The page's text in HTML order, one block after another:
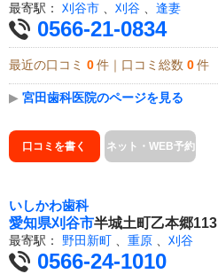
最寄駅： 刈谷市 刈谷 逢妻
0566-21-0834
最近の口コミ 0 件｜口コミ総数 0 件
▶ 宮田歯科医院のページを見る
口コミを書く ネット・WEB予約
いしかわ歯科
愛知県刈谷市半城土町乙本郷113
最寄駅： 野田新町 重原 刈谷
0566-24-1010